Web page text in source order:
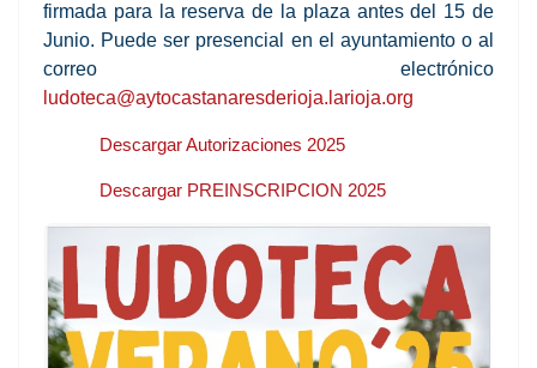
firmada para la reserva de la plaza antes del 15 de
Junio. Puede ser presencial en el ayuntamiento o al
correo electrónico
ludoteca@aytocastanaresderioja.larioja.org
Descargar Autorizaciones 2025
Descargar PREINSCRIPCION 2025